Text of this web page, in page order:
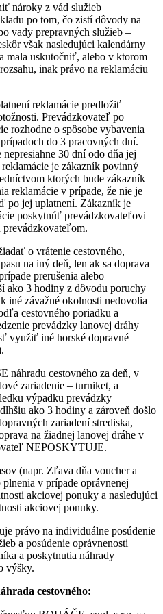
nároky z vád služieb
po tom, čo zistí dôvody na
vady prepravných služieb –
však nasledujúci kalendárny
mala uskutočniť, alebo v ktorom
inak právo na reklamáciu
reklamácie predložiť
Prevádzkovateľ po
rozhodne o spôsobe vybavenia
do 3 pracovných dní.
30 dní odo dňa jej
je zákazník povinný
ktorých bude zákazník
reklamácie v prípade, že nie je
po jej uplatnení. Zákazník je
poskytnúť prevádzkovateľovi
prevádzkovateľom.
o vrátenie cestovného,
na iný deň, len ak sa doprava
prerušenia alebo
ako 3 hodiny z dôvodu poruchy
iné závažné okolnosti nedovolia
cestovného poriadku a
prevádzky lanovej dráhy
využiť iné horské dopravné
náhradu cestovného za deň, v
zariadenie – turniket, a
výpadku prevádzky
ako 3 hodiny a zároveň došlo
zariadení strediska,
na žiadnej lanovej dráhe v
NEPOSKYTUJE.
(napr. Zľava dňa voucher a
v prípade oprávnenej
akciovej ponuky a nasledujúci
akciovej ponuky.
právo na individuálne posúdenie
a posúdenie oprávnenosti
a poskytnutia náhrady
výšky.
cestovného: